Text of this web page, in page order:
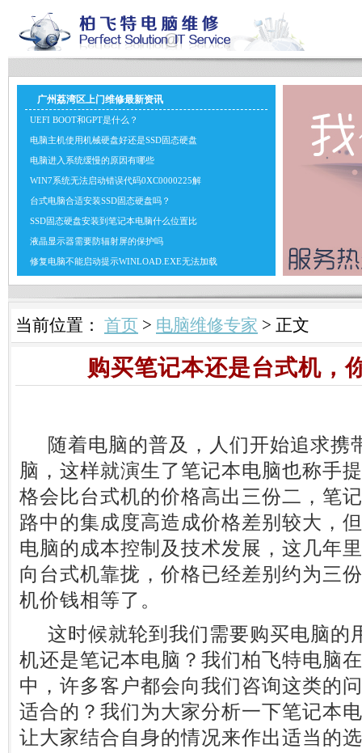
广州荔湾区上门维修最新资讯
UEFI BOOT和GPT是什么？
电脑主机使用机械硬盘好还是SSD固态硬盘
电脑进入系统缓慢的原因有哪些
WIN7系统无法启动错误代码0XC0000225解
台式电脑合适安装SSD固态硬盘吗？
SSD固态硬盘安装到笔记本电脑什么位置比
液晶显示器需要防辐射屏的保护吗
修复电脑不能启动提示WINLOAD.EXE无法加载
当前位置： 首页 > 电脑维修专家 > 正文
购买笔记本还是台式机，
随着电脑的普及，人们开始追求携
脑，这样就演生了笔记本电脑也称手
格会比台式机的价格高出三份二，笔
路中的集成度高造成价格差别较大，
电脑的成本控制及技术发展，这几年
向台式机靠拢，价格已经差别约为三
机价钱相等了。
这时候就轮到我们需要购买电脑的
机还是笔记本电脑？我们柏飞特电脑在
中，许多客户都会向我们咨询这类的
适合的？我们为大家分析一下笔记本
让大家结合自身的情况来作出适当的